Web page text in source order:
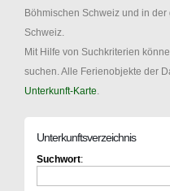
Böhmischen Schweiz und in
Schweiz.
Mit Hilfe von Suchkriterien
suchen. Alle Ferienobjekte der
Unterkunft-Karte
Unterkunftsverzeichnis
Suchwort: